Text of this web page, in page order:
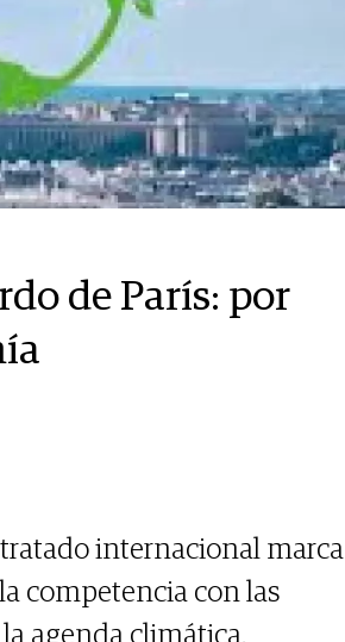
de París: por
internacional marca
competencia con las